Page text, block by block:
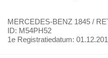
MERCEDES-BENZ 1845 /
ID: M54PH52
1e Registratiedatum: